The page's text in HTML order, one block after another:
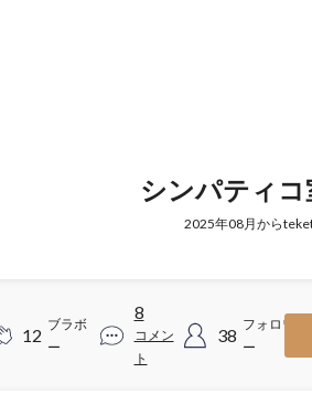
シンパティコ
2025年08月から
12
ブラボ
ー
8
コメン
ト
38
フォロワ
ー